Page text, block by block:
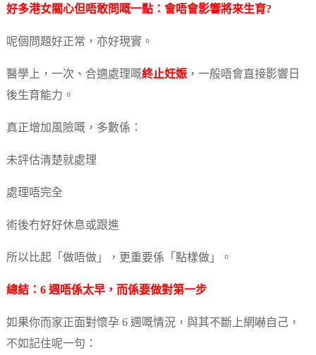
好多港女關心但唔敢問嘅一點：會唔會影響將來生育?
呢個問題好正常，亦好現實。
醫學上，一次、合適處理嘅終止妊娠，一般唔會直接影響日
後生育能力。
真正增加風險嘅，多數係：
未評估清楚就處理
處理唔完全
術後冇好好休息或跟進
所以比起「做唔做」，更重要係「點樣做」。
總結：6 週唔係太早，而係要做對第一步
如果你而家正面對懷孕 6 週嘅情況，與其不斷上網嚇自己，
不如記住呢一句：